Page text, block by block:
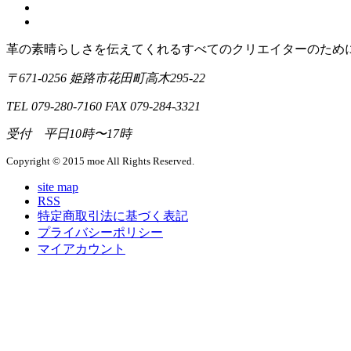
革の素晴らしさを伝えてくれるすべてのクリエイターのため
〒671-0256 姫路市花田町高木295-22
TEL 079-280-7160 FAX 079-284-3321
受付 平日10時〜17時
Copyright © 2015 moe All Rights Reserved.
site map
RSS
特定商取引法に基づく表記
プライバシーポリシー
マイアカウント